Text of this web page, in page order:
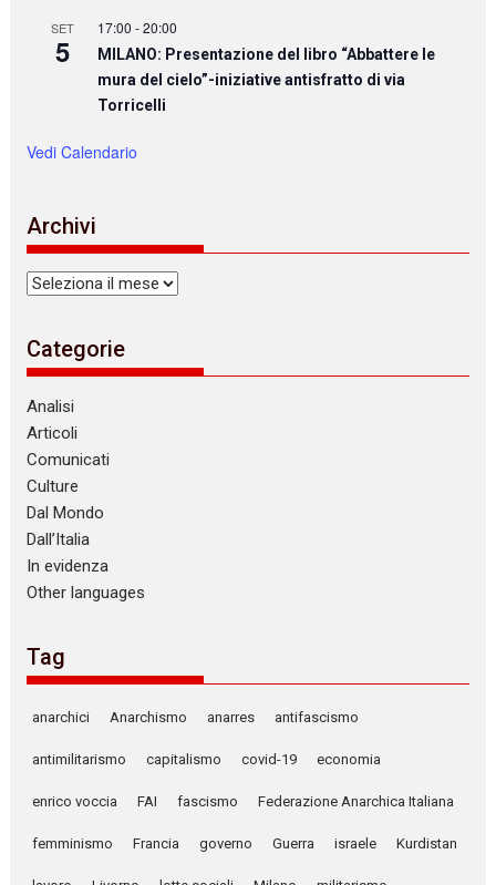
SET
5
17:00 -20:00
MILANO: Presentazione del libro “Abbattere le
mura del cielo”-iniziative antisfratto di via
Torricelli
Vedi Calendario
Archivi
Archivi
Categorie
Analisi
Articoli
Comunicati
Culture
Dal Mondo
Dall’Italia
In evidenza
Other languages
Tag
anarchici Anarchismo anarres antifascismo
antimilitarismo capitalismo covid-19 economia
enrico voccia FAI fascismo Federazione Anarchica Italiana
femminismo Francia governo Guerra israele Kurdistan